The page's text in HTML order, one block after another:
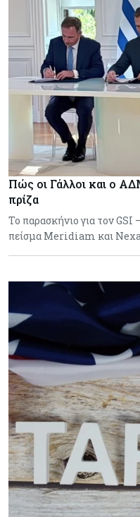
Πώς οι Γάλλοι και ο
πρίζα
Το παρασκήνιο για τον
πείσμα Meridiam και